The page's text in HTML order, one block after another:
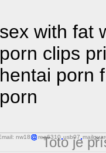
sex with fat
porn clips
hentai porn
porn
nw18 reg6310 usb97
Toto je